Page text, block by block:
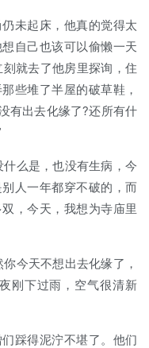
未起床，他真的觉得太
自己也该可以偷懒一天
就去了他房里探询，住
些堆了半屋的破草鞋，
有出去化缘了?还所有什
么是，也没有生病，今
人一年都穿不破的，而
，今天，我想为寺庙里
今天不想出去化缘了，
刚下过雨，空气很清新
踩得泥泞不堪了。他们